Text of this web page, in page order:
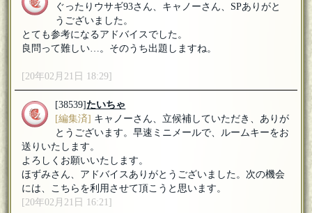
ぐったりウサギ93さん、キャノーさん、SPありがと
うございました。
とても参考になるアドバイスでした。
良問って難しい…。そのうち出題しますね。
[20年02月21日 18:29]
[38539]たいちゃ
[編集済] キャノーさん、立候補していただき、ありが
とうございます。早速ミニメールで、ルームキーをお
送りいたします。
よろしくお願いいたします。
ほずみさん、アドバイスありがとうございました。次の機会
には、こちらを利用させて頂こうと思います。
[20年02月21日 16:21]